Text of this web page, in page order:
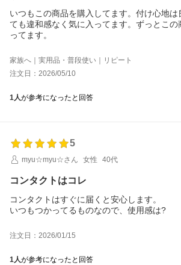
いつもこの商品を購入してます。付け心地は
ても違和感なく気に入ってます。ずっとこの
ってます。
家族へ｜実用品・普段使い｜リピート
注文日：2026/05/10
1人が参考になったと回答
5
myu☆myu☆さん
女性 40代
コンタクトはコレ
コンタクトはすぐに届くと安心します。
いつもつかってるものなので、使用感は?
注文日：2026/01/15
1人が参考になったと回答